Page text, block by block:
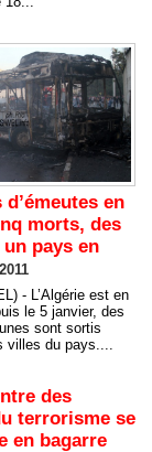
en
morts, des
pays en
- L’Algérie est en
le 5 janvier, des
sont sortis
villes du pays....
des
terrorisme se
en bagarre